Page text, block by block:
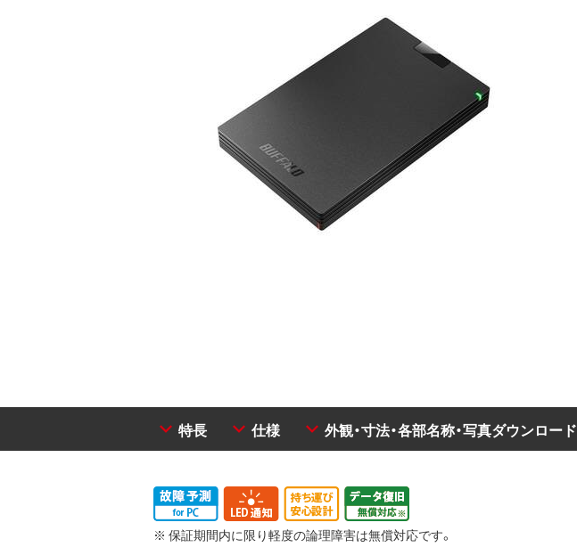
特長 仕様 外観・寸法・各部名称・写真ダウンロード
※ 保証期間内に限り軽度の論理障害は無償対応です。